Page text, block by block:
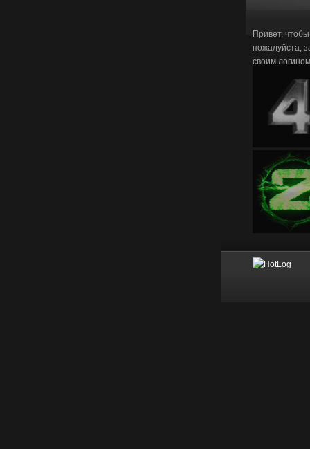
Привет,
пожалуйста,
своим логином